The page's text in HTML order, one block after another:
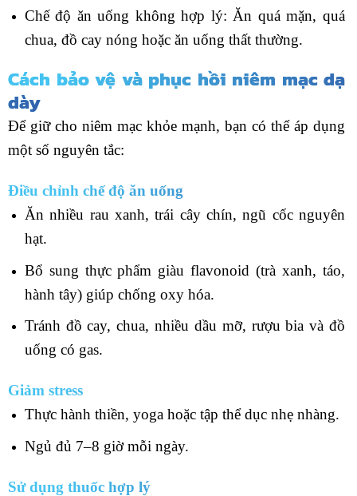
Chế độ ăn uống không hợp lý: Ăn quá mặn, quá
chua, đồ cay nóng hoặc ăn uống thất thường.
Cách bảo vệ và phục hồi niêm mạc dạ
dày
Để giữ cho niêm mạc khỏe mạnh, bạn có thể áp dụng
một số nguyên tắc:
Điều chỉnh chế độ ăn uống
Ăn nhiều rau xanh, trái cây chín, ngũ cốc nguyên
hạt.
Bổ sung thực phẩm giàu flavonoid (trà xanh, táo,
hành tây) giúp chống oxy hóa.
Tránh đồ cay, chua, nhiều dầu mỡ, rượu bia và đồ
uống có gas.
Giảm stress
Thực hành thiền, yoga hoặc tập thể dục nhẹ nhàng.
Ngủ đủ 7–8 giờ mỗi ngày.
Sử dụng thuốc hợp lý